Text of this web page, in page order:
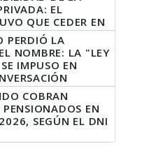
EL
QUE CEDER EN
DEL FUEGO
PERDIÓ LA
NOMBRE: LA "LEY
IMPUSO EN
COBRAN
EN
SEGÚN EL DNI